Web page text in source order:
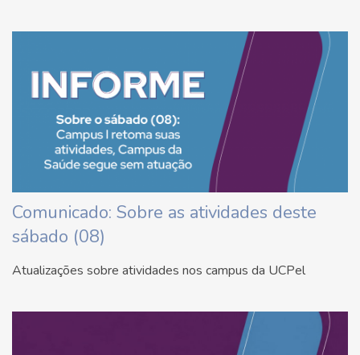
Comunicado: Sobre as atividades deste
sábado (08)
Atualizações sobre atividades nos campus da UCPel